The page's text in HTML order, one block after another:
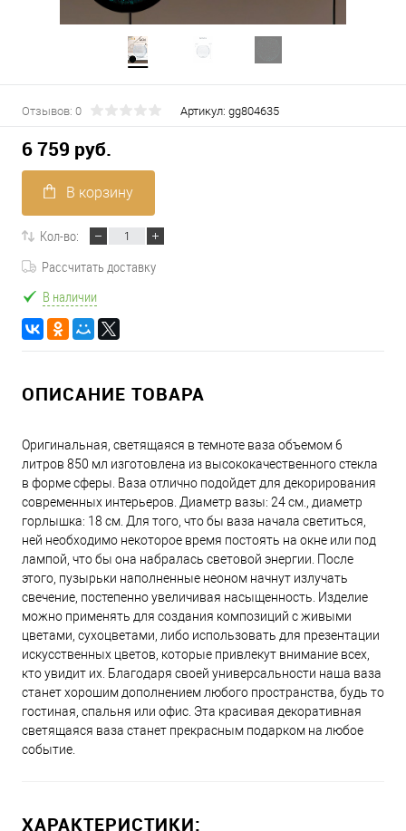
Отзывов: 0 Артикул: gg804635
6 759 руб.
В корзину
Кол-во:
Рассчитать доставку
В наличии
ОПИСАНИЕ ТОВАРА
Оригинальная, светящаяся в темноте ваза объемом 6
литров 850 мл изготовлена из высококачественного стекла
в форме сферы. Ваза отлично подойдет для декорирования
современных интерьеров. Диаметр вазы: 24 см., диаметр
горлышка: 18 см. Для того, что бы ваза начала светиться,
ней необходимо некоторое время постоять на окне или под
лампой, что бы она набралась световой энергии. После
этого, пузырьки наполненные неоном начнут излучать
свечение, постепенно увеличивая насыщенность. Изделие
можно применять для создания композиций с живыми
цветами, сухоцветами, либо использовать для презентации
искусственных цветов, которые привлекут внимание всех,
кто увидит их. Благодаря своей универсальности наша ваза
станет хорошим дополнением любого пространства, будь то
гостиная, спальня или офис. Эта красивая декоративная
светящаяся ваза станет прекрасным подарком на любое
событие.
ХАРАКТЕРИСТИКИ: